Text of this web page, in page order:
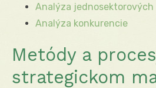
Analýza
Analýza konkurencie
Metódy a
strategickom